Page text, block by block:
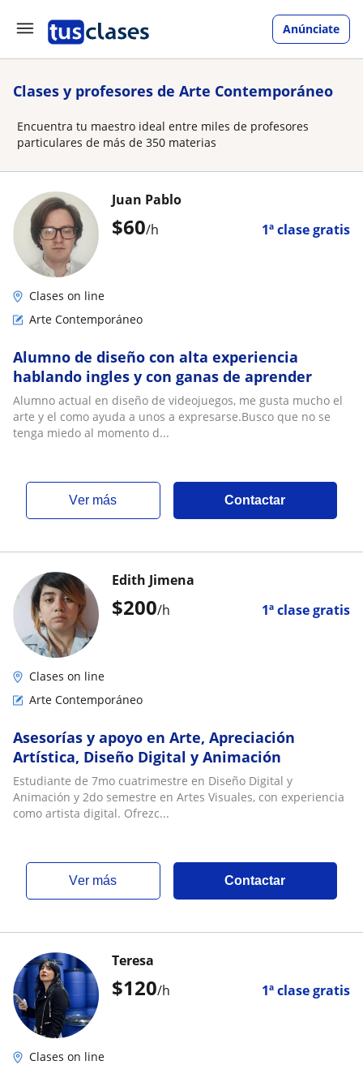
Anúnciate
Clases y profesores de Arte Contemporáneo
Encuentra tu maestro ideal entre miles de profesores
particulares de más de 350 materias
$60/h 1ª clase gratis
Juan Pablo
Clases on line
Arte Contemporáneo
Alumno de diseño con alta experiencia
hablando ingles y con ganas de aprender
Alumno actual en diseño de videojuegos, me gusta mucho el
arte y el como ayuda a unos a expresarse.Busco que no se
tenga miedo al momento d...
ver más Contactar
$200/h 1ª clase gratis
Edith Jimena
Clases on line
Arte Contemporáneo
Asesorías y apoyo en Arte, Apreciación
Artística, Diseño Digital y Animación
Estudiante de 7mo cuatrimestre en Diseño Digital y
Animación y 2do semestre en Artes Visuales, con experiencia
como artista digital. Ofrezc...
ver más Contactar
$120/h 1ª clase gratis
Teresa
Clases on line